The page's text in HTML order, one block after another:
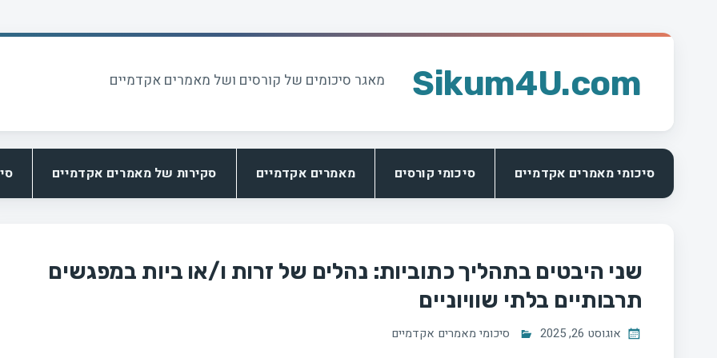
Sikum4U.com מאגר סיכומים של קורסים ושל מאמרים אקדמיים
סיכומי מאמרים אקדמיים סיכומי קורסים מאמרים אקדמיים סקירות של מאמרים אקדמיים
שני היבטים בתהליך כתוביות: נהלים של זרות ו/או ביות במפגשים
תרבותיים בלתי שוויוניים
אוגוסט 26, 2025 סיכומי מאמרים אקדמיים